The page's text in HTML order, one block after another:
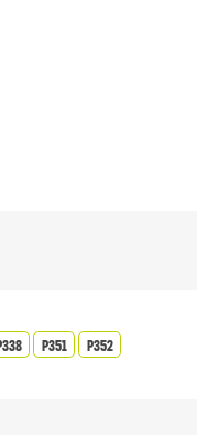
P351
P352